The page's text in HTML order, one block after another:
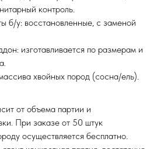
контроль.
б/у: восстановленные, с заменой
изготавливается по размерам и
хвойных пород (сосна/ель).
от объема партии и
При заказе от 50 штук
осуществляется бесплатно.